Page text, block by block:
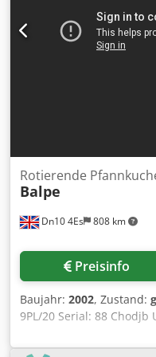
Dn10 4Es 808 km
Rotierende
Balpe
Preisinfo
Baujahr: 2002, Zustand:
9PL/20 Serial: 88 Chodjb
elektrisch beheizt,
Durchmesser,